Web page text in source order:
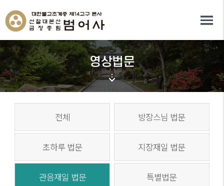
영상법문
전체 방장스님 법문
초하루 법문 지장재일 법문
관음재일 법문 특별법문